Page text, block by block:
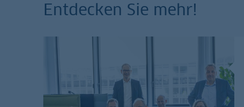
Entdecken Sie mehr!